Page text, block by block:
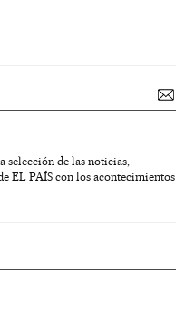
selección de las noticias,
EL PAÍS con los acontecimientos